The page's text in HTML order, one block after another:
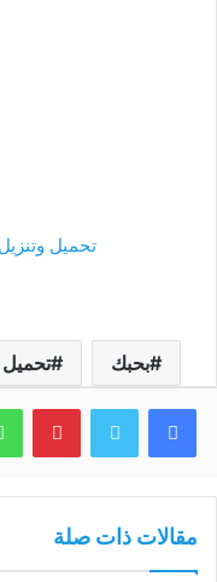
تحميل
بحبك تحميل
فيسبوك تويتر
مقالات ذات صلة